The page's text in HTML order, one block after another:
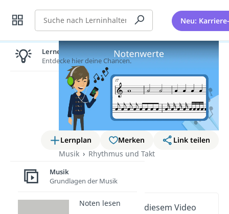
Suche Neu:
Lernplan Merken
Link teilen
Musik
Rhythmus und Takt
Notenwerte
Wichtige Inhalte in diesem Video
Lernen lohnt sich!
Entdecke hier deine Chancen.
Musik
Grundlagen der Musik
Noten lesen